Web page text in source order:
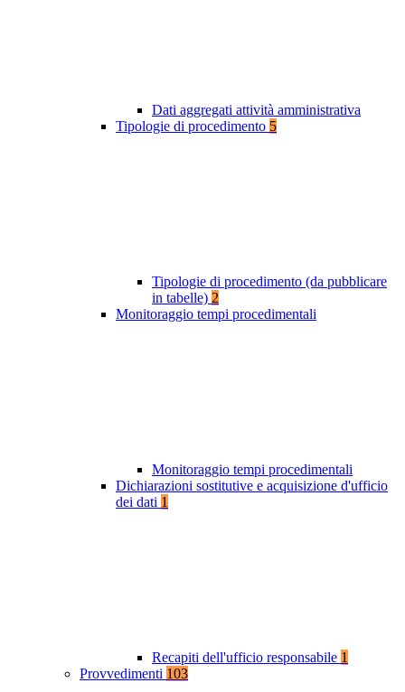
Dati aggregati attività amministrativa
Tipologie di procedimento 5
Tipologie di procedimento (da pubblicare
in tabelle) 2
Monitoraggio tempi procedimentali
Monitoraggio tempi procedimentali
Dichiarazioni sostitutive e acquisizione d'ufficio
dei dati 1
Recapiti dell'ufficio responsabile 1
Provvedimenti 103